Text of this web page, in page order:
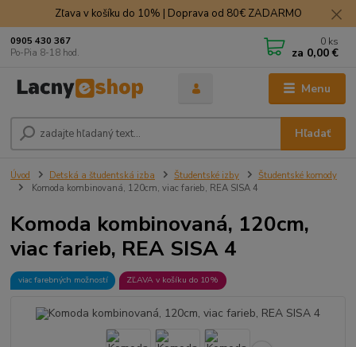
Zľava v košíku do 10% | Doprava od 80€ ZADARMO
Menu
Hľadať
0905 430 367
Po-Pia 8-18 hod.
0 ks
za 0,00 €
Úvod Detská a študentská izba Študentské izby
Študentské komody
Komoda kombinovaná, 120cm, viac farieb, REA SISA 4
Komoda kombinovaná, 120cm,
viac farieb, REA SISA 4
viac farebných možností ZĽAVA v košíku do 10%